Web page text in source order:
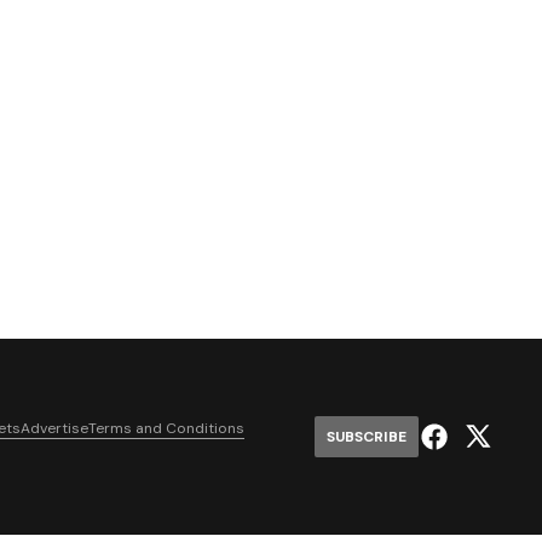
AdvertiseTerms and Conditions
SUBSCRIBE